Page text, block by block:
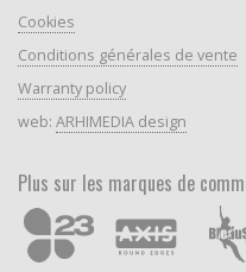
Cookies
Conditions générales de vente
Warranty policy
web: ARHIMEDIA design
Plus sur les marques de